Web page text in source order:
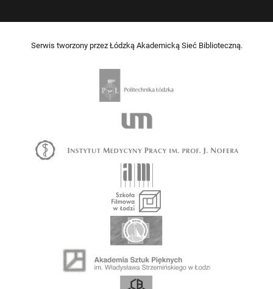
Serwis tworzony przez Łódzką Akademicką Sieć Biblioteczną.